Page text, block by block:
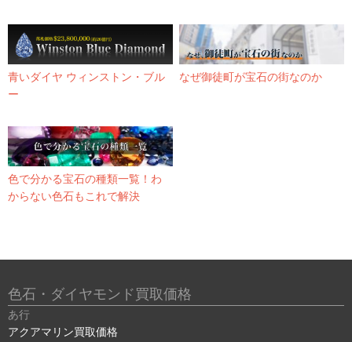
青いダイヤ ウィンストン・ブル
ー
なぜ御徒町が宝石の街なのか
色で分かる宝石の種類一覧！わ
からない色石もこれで解決
色石・ダイヤモンド買取価格
あ行
アクアマリン買取価格